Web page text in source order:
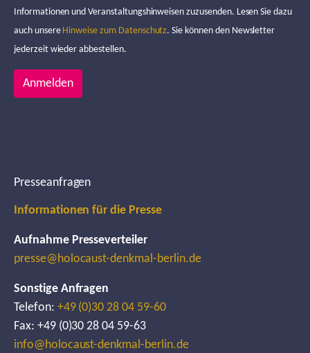
Informationen und Veranstaltungshinweisen zuzusenden. Lesen Sie dazu
auch unsere Hinweise zum Datenschutz. Sie können den Newsletter
jederzeit wieder abbestellen.
Anmelden
Presseanfragen
Informationen für die Presse
Aufnahme Presseverteiler
presse@holocaust-denkmal-berlin.de
Sonstige Anfragen
Telefon: +49 (0)30 28 04 59-60
Fax: +49 (0)30 28 04 59-63
info@holocaust-denkmal-berlin.de